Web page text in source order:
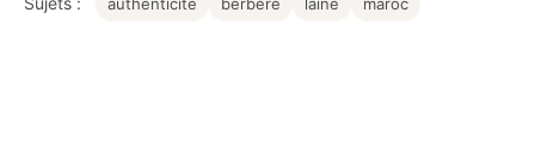
authenticité berbère laine maroc